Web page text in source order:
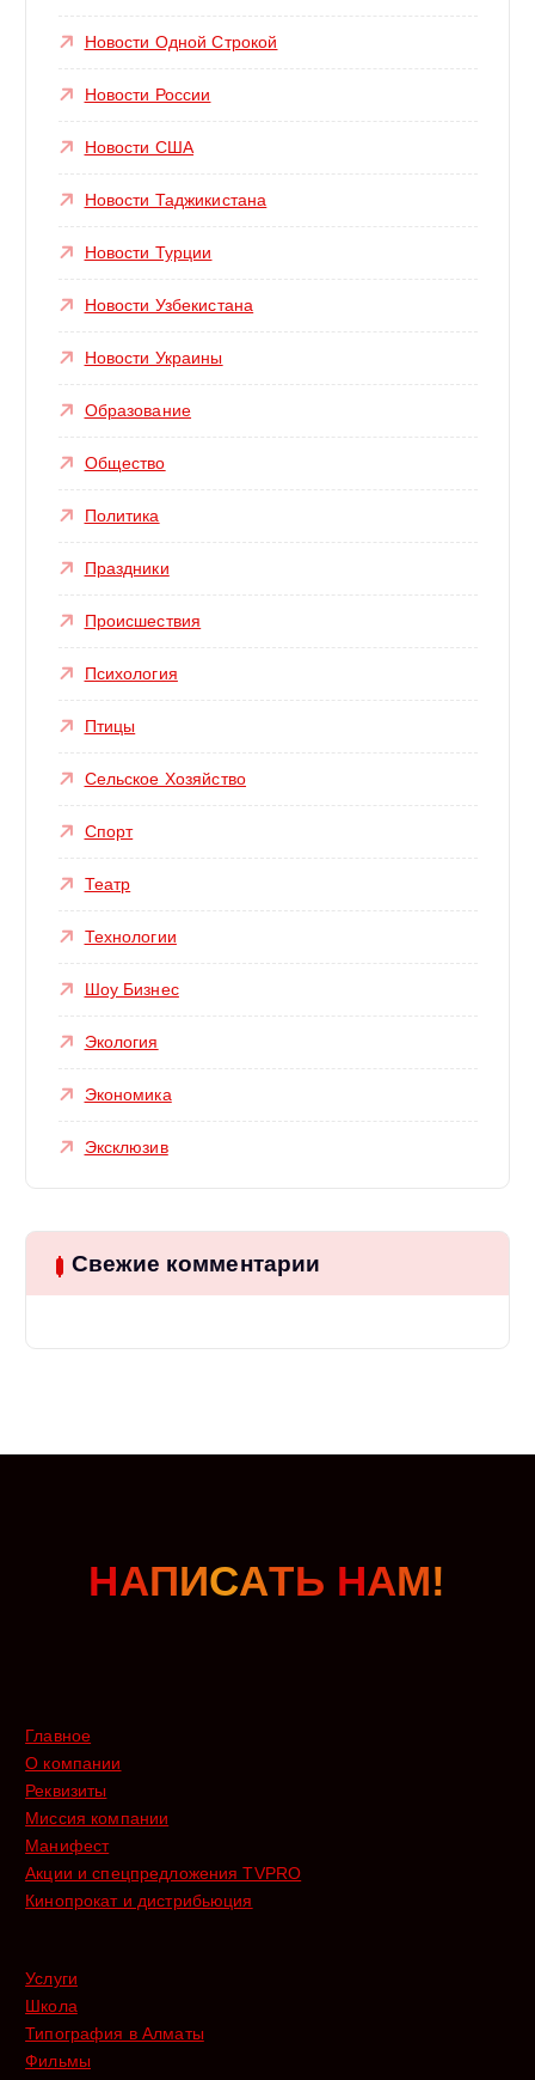
Новости Одной Строкой
Новости России
Новости США
Новости Таджикистана
Новости Турции
Новости Узбекистана
Новости Украины
Образование
Общество
Политика
Праздники
Происшествия
Психология
Птицы
Сельское Хозяйство
Спорт
Театр
Технологии
Шоу Бизнес
Экология
Экономика
Эксклюзив
Свежие комментарии
НАПИСАТЬ НАМ!
Главное
О компании
Реквизиты
Миссия компании
Манифест
Акции и спецпредложения TVPRO
Кинопрокат и дистрибьюция
Услуги
Школа
Типография в Алматы
Фильмы